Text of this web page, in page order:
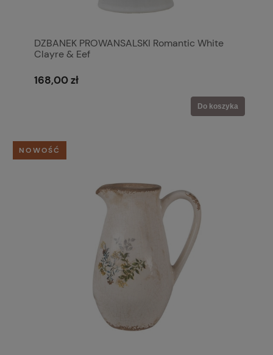
DZBANEK PROWANSALSKI Romantic White
Clayre & Eef
168,00 zł
Do koszyka
NOWOŚĆ